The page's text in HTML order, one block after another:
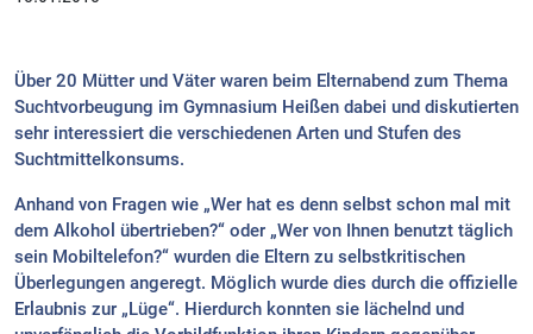
Über 20 Mütter und Väter waren beim Elternabend zum Thema
Suchtvorbeugung im Gymnasium Heißen dabei und diskutierten
sehr interessiert die verschiedenen Arten und Stufen des
Suchtmittelkonsums.
Anhand von Fragen wie „Wer hat es denn selbst schon mal mit
dem Alkohol übertrieben?“ oder „Wer von Ihnen benutzt täglich
sein Mobiltelefon?“ wurden die Eltern zu selbstkritischen
Überlegungen angeregt. Möglich wurde dies durch die offizielle
Erlaubnis zur „Lüge“. Hierdurch konnten sie lächelnd und